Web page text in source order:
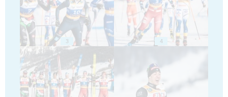
3 4